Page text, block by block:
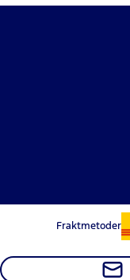
Fraktmetoder